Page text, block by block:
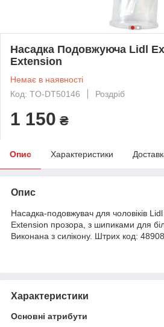
Насадка Подовжуюча Lidl
Extension
Немає в наявності
Код: TO-DT50146
Роздріб
1 150 ₴
Опис Характеристики
Опис
Насадка-подовжувач для чоловіків
Extension прозора, з шипиками для
Виконана з силікону. Штрих код:
Характеристики
Основні атрибути